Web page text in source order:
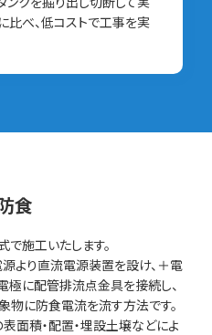
比べ、低コストで工事を実
食
施工いたします。
より直流電源装置を設け、＋電
極に配管排流点金具を接続し、
物に防食電流を流す方法です。
面積・配置・埋設土壌などによ